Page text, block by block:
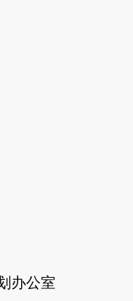
办公室